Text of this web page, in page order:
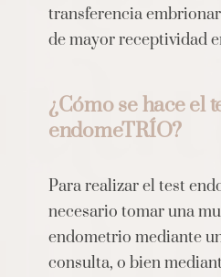
transferencia
de mayor receptividad
¿Cómo se hace el
endomeTRÍO?
Para realizar el test
necesario tomar una
endometrio mediante
consulta, o bien